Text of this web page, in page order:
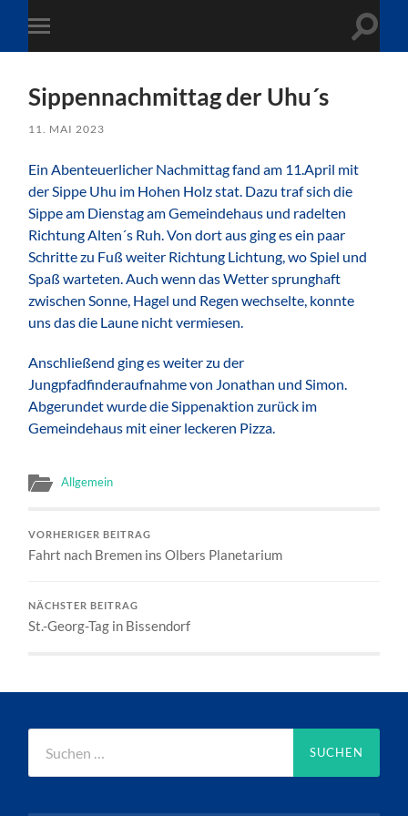
Mobile-
Menü
Sippennachmittag der Uhu´s
11. MAI 2023
Ein Abenteuerlicher Nachmittag fand am 11.April mit
der Sippe Uhu im Hohen Holz stat. Dazu traf sich die
Sippe am Dienstag am Gemeindehaus und radelten
Richtung Alten´s Ruh. Von dort aus ging es ein paar
Schritte zu Fuß weiter Richtung Lichtung, wo Spiel und
Spaß warteten. Auch wenn das Wetter sprunghaft
zwischen Sonne, Hagel und Regen wechselte, konnte
uns das die Laune nicht vermiesen.
Anschließend ging es weiter zu der
Jungpfadfinderaufnahme von Jonathan und Simon.
Abgerundet wurde die Sippenaktion zurück im
Gemeindehaus mit einer leckeren Pizza.
Allgemein
VORHERIGER BEITRAG
Fahrt nach Bremen ins Olbers Planetarium
NÄCHSTER BEITRAG
St.-Georg-Tag in Bissendorf
nach: